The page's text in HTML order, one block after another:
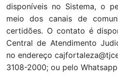
disponíveis no Sistema, o
meio dos canais de
certidões. O contato é
Central de Atendimento
no endereço
3108-2000; ou pelo